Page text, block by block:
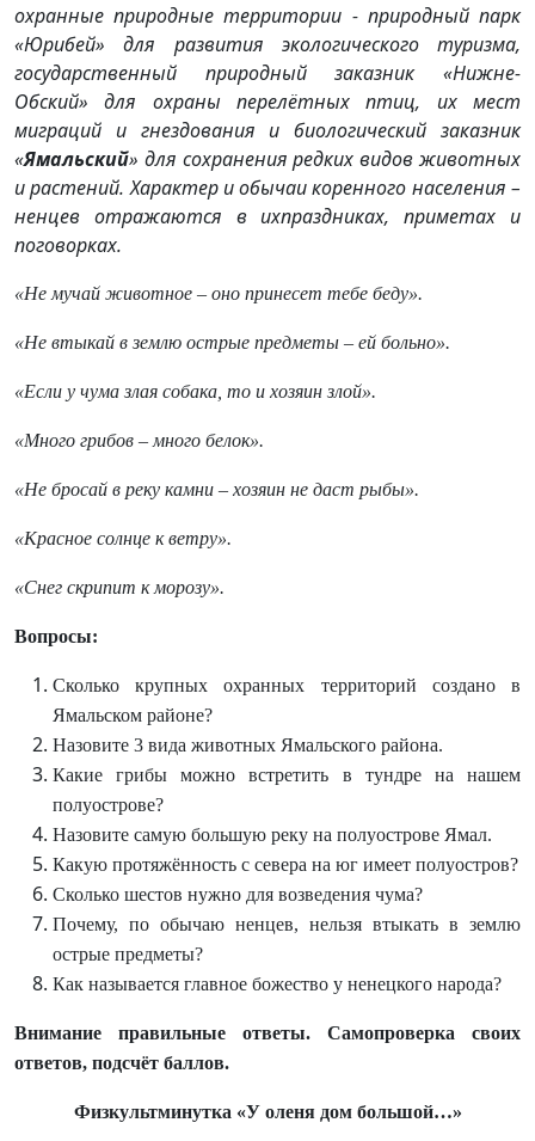
охранные природные территории - природный парк
«Юрибей» для развития экологического туризма,
государственный природный заказник «Нижне-
Обский» для охраны перелётных птиц, их мест
миграций и гнездования и биологический заказник
«Ямальский» для сохранения редких видов животных
и растений. Характер и обычаи коренного населения –
ненцев отражаются в ихпраздниках, приметах и
поговорках.
«Не мучай животное – оно принесет тебе беду».
«Не втыкай в землю острые предметы – ей больно».
«Если у чума злая собака, то и хозяин злой».
«Много грибов – много белок».
«Не бросай в реку камни – хозяин не даст рыбы».
«Красное солнце к ветру».
«Снег скрипит к морозу».
Вопросы:
Сколько крупных охранных территорий создано в
Ямальском районе?
Назовите 3 вида животных Ямальского района.
Какие грибы можно встретить в тундре на нашем
полуострове?
Назовите самую большую реку на полуострове Ямал.
Какую протяжённость с севера на юг имеет полуостров?
Сколько шестов нужно для возведения чума?
Почему, по обычаю ненцев, нельзя втыкать в землю
острые предметы?
Как называется главное божество у ненецкого народа?
Внимание правильные ответы. Самопроверка своих
ответов, подсчёт баллов.
Физкультминутка «У оленя дом большой…»